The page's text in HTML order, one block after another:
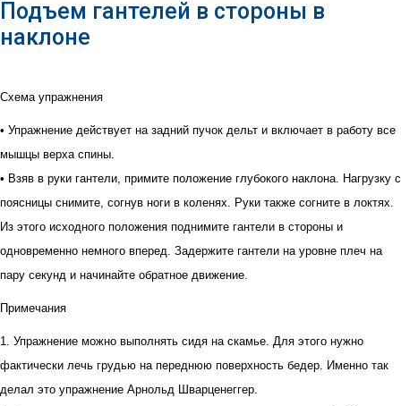
Подъем гантелей в стороны в
наклоне
Схема упражнения
• Упражнение действует на задний пучок дельт и включает в работу все
мышцы верха спины.
• Взяв в руки гантели, примите положение глубокого наклона. Нагрузку с
поясницы снимите, согнув ноги в коленях. Руки также согните в локтях.
Из этого исходного положения поднимите гантели в стороны и
одновременно немного вперед. Задержите гантели на уровне плеч на
пару секунд и начинайте обратное движение.
Примечания
1. Упражнение можно выполнять сидя на скамье. Для этого нужно
фактически лечь грудью на переднюю поверхность бедер. Именно так
делал это упражнение Арнольд Шварценеггер.